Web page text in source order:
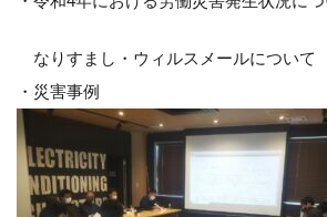
なりすまし・ウィルスメールについて
・災害事例